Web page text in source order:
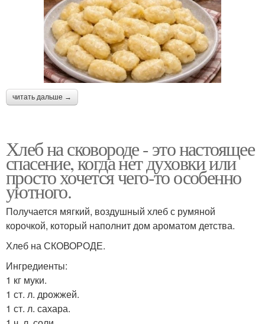
читать дальше →
Хлеб на сковороде - это настоящее
спасение, когда нет духовки или
просто хочется чего-то особенно
уютного.
Получается мягкий, воздушный хлеб с румяной
корочкой, который наполнит дом ароматом детства.
Хлеб на СКОВОРОДЕ.
Ингредиенты:
1 кг муки.
1 ст. л. дрожжей.
1 ст. л. сахара.